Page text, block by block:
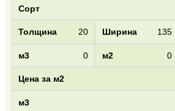
20 135
0 0